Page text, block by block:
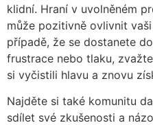
klidní. Hraní v uvolněném
může pozitivně ovlivnit
případě, že se dostanete
frustrace nebo tlaku,
si vyčistili hlavu a znovu
Najděte si také komunitu
sdílet své zkušenosti a